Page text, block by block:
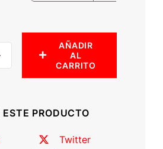
AÑADIR
AL
CARRITO
PRODUCTO
Twitter